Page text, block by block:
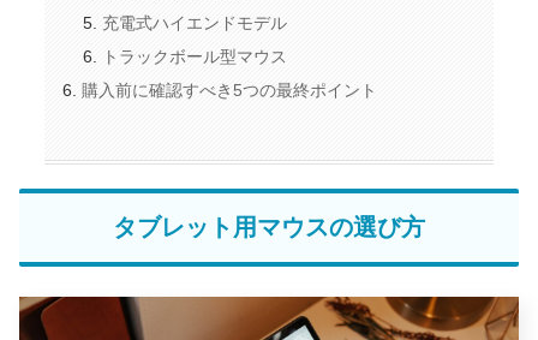
充電式ハイエンドモデル
トラックボール型マウス
購入前に確認すべき5つの最終ポイント
タブレット用マウスの選び方